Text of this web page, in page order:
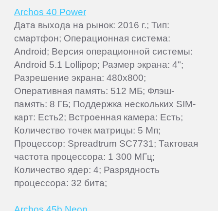
Archos 40 Power
Дата выхода на рынок: 2016 г.; Тип:
смартфон; Операционная система:
Android; Версия операционной системы:
Android 5.1 Lollipop; Размер экрана: 4";
Разрешение экрана: 480x800;
Оперативная память: 512 МБ; Флэш-
память: 8 ГБ; Поддержка нескольких SIM-
карт: Есть2; Встроенная камера: Есть;
Количество точек матрицы: 5 Мп;
Процессор: Spreadtrum SC7731; Тактовая
частота процессора: 1 300 МГц;
Количество ядер: 4; Разрядность
процессора: 32 бита;